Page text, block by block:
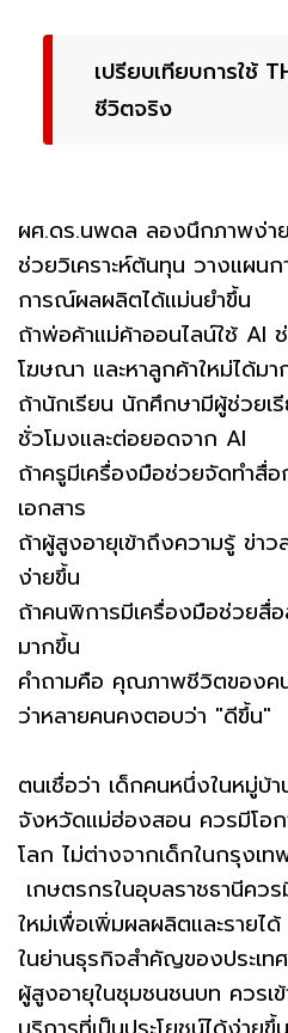
เปรียบเทียบการใช้
ชีวิตจริง
ผศ.ดร.นพดล ลองนึกภาพง่า
ช่วยวิเคราะห์ต้นทุน วางแผนก
การณ์ผลผลิตได้แม่นยำขึ้น
ถ้าพ่อค้าแม่ค้าออนไลน์ใช้ AI
โฆษณา และหาลูกค้าใหม่ได้มา
ถ้านักเรียน นักศึกษามีผู้ช่วย
ชั่วโมงและต่อยอดจาก AI
ถ้าครูมีเครื่องมือช่วยจัดทำสื่อ
เอกสาร
ถ้าผู้สูงอายุเข้าถึงความรู้ ข่า
ง่ายขึ้น
ถ้าคนพิการมีเครื่องมือช่วยสื่อ
มากขึ้น
คำถามคือ คุณภาพชีวิตของค
ว่าหลายคนคงตอบว่า "ดีขึ้น"
ตนเชื่อว่า เด็กคนหนึ่งในหมู่บ้
จังหวัดแม่ฮ่องสอน ควรมีโอก
โลก ไม่ต่างจากเด็กในกรุงเท
เกษตรกรในอุบลราชธานีคว
ใหม่เพื่อเพิ่มผลผลิตและรายไ
ในย่านธุรกิจสำคัญของประเทศ
ผู้สูงอายุในชุมชนชนบท ควรเ